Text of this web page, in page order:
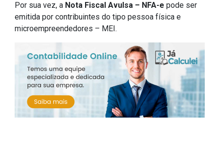
Por sua vez, a Nota Fiscal Avulsa – NFA-e pode ser
emitida por contribuintes do tipo pessoa física e
microempreendedores – MEI.